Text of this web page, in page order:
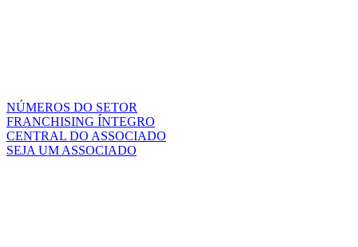
NÚMEROS DO SETOR
FRANCHISING ÍNTEGRO
CENTRAL DO ASSOCIADO
SEJA UM ASSOCIADO